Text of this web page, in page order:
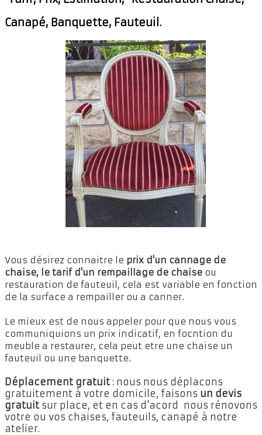
Rempailleur 78▼
Réparation chaises
Réparation de chaises 78▼
Réparation de chaises 92▼
Nos réalisations
Canapé, Banquette, Fauteuil.
Vous désirez connaitre le prix d'un cannage de
chaise, le tarif d'un rempaillage de chaise ou
restauration de fauteuil, cela est variable en fonction
de la surface a rempailler ou a canner.
Le mieux est de nous appeler pour que nous vous
communiquions un prix indicatif, en focntion du
meuble a restaurer, cela peut etre une chaise un
fauteuil ou une banquette.
Déplacement gratuit: nous nous déplacons
gratuitement à votre domicile, faisons un devis
gratuit sur place, et en cas d'acord nous rénovons
votre ou vos chaises, fauteuils, canapé à notre
atelier.